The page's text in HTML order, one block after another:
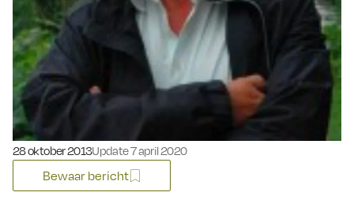
Gepubliceerd op:
28 oktober 2013Update 7 april 2020
Bewaar bericht